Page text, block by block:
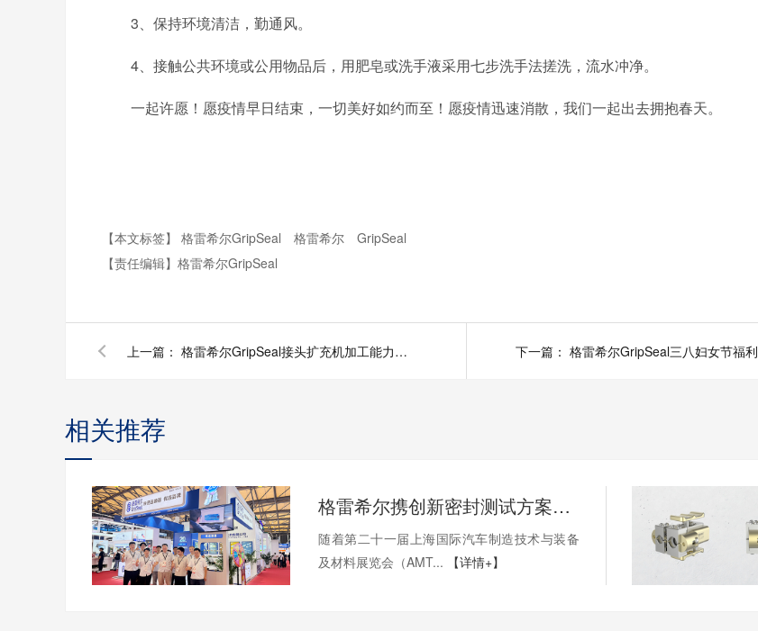
3、保持环境清洁，勤通风。
4、接触公共环境或公用物品后，用肥皂或洗手液采用七步洗手法搓洗，流水冲净。
一起许愿！愿疫情早日结束，一切美好如约而至！愿疫情迅速消散，我们一起出去拥抱春天。
【本文标签】 格雷希尔GripSeal 格雷希尔
GripSeal
【责任编辑】 格雷希尔GripSeal
上一篇： 格雷希尔GripSeal接头扩充机加工能力马力开足 下一篇： 格雷希尔GripSeal三八妇女节福利
相关推荐
格雷希尔携创新密封测试方案惊艳AMTS 2026，圆满收官
随着第二十一届上海国际汽车制造技术与装备
及材料展览会（AMT...
【详情+】